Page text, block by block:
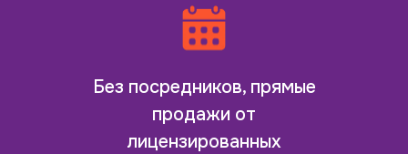
Без посредников, прямые
продажи от
лицензированных